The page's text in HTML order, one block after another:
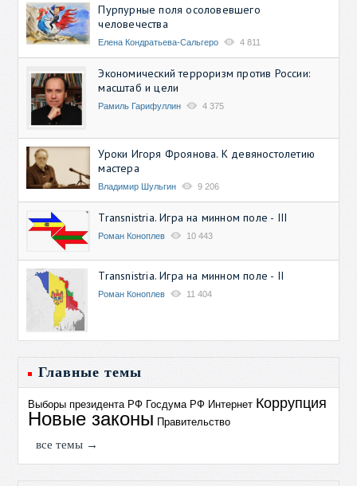
Пурпурные поля осоловевшего
человечества
Елена Кондратьева-Сальгеро 4 811
Экономический терроризм против России:
масштаб и цели
Рамиль Гарифуллин 4 375
Уроки Игоря Фроянова. К девяностолетию
мастера
Владимир Шульгин 9 206
Transnistria. Игра на минном поле - III
Роман Коноплев 10 443
Transnistria. Игра на минном поле - II
Роман Коноплев 11 404
Главные темы
Выборы президента РФ Госдума РФ Интернет Коррупция
Новые законы Правительство
все темы →